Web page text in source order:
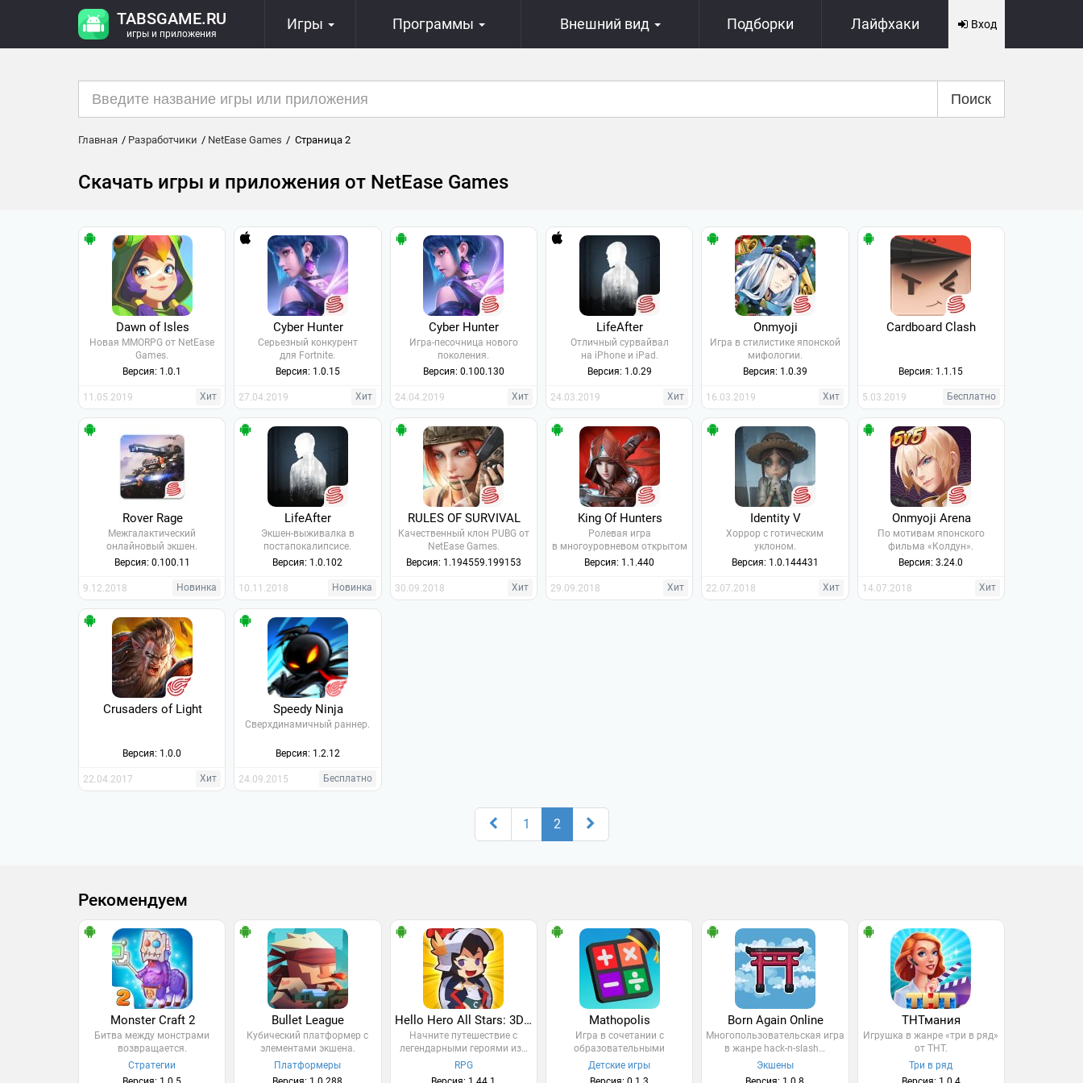
TABSGAME.RU
игры и приложения
Игры Программы Внешний вид Подборки Лайфхаки Вход
Поиск
Главная Разработчики NetEase Games Страница 2
Скачать игры и приложения от NetEase Games
Dawn of Isles
Новая MMORPG от NetEase
Games.
Версия: 1.0.1
11.05.2019 Хит
Cyber Hunter
Серьезный конкурент
для Fortnite.
Версия: 1.0.15
27.04.2019 Хит
Cyber Hunter
Игра-песочница нового
поколения.
Версия: 0.100.130
24.04.2019 Хит
LifeAfter
Отличный сурвайвал
на iPhone и iPad.
Версия: 1.0.29
24.03.2019 Хит
Onmyoji
Игра в стилистике японской
мифологии.
Версия: 1.0.39
16.03.2019 Хит
Cardboard Clash
Версия: 1.1.15
5.03.2019 Бесплатно
Rover Rage
Межгалактический
онлайновый экшен.
Версия: 0.100.11
9.12.2018 Новинка
LifeAfter
Экшен-выживалка в
постапокалипсисе.
Версия: 1.0.102
10.11.2018 Новинка
RULES OF SURVIVAL
Качественный клон PUBG от
NetEase Games.
Версия: 1.194559.199153
30.09.2018 Хит
King Of Hunters
Ролевая игра
в многоуровневом открытом
мире.
Версия: 1.1.440
29.09.2018 Хит
Identity V
Хоррор с готическим
уклоном.
Версия: 1.0.144431
22.07.2018 Хит
Onmyoji Arena
По мотивам японского
фильма «Колдун».
Версия: 3.24.0
14.07.2018 Хит
Crusaders of Light
Версия: 1.0.0
22.04.2017 Хит
Speedy Ninja
Сверхдинамичный раннер.
Версия: 1.2.12
24.09.2015 Бесплатно
1 2
Рекомендуем
Monster Craft 2
Битва между монстрами
возвращается.
Стратегии
Bullet League
Кубический платформер с
элементами экшена.
Платформеры
Hello Hero All Stars: 3D Cartoon Idle RPG
Начните путешествие с
легендарными героями из…
RPG
Mathopolis
Игра в сочетании с
образовательными
элементами…
Детские игры
Born Again Online
Многопользовательская игра
в жанре hack-n-slash…
Экшены
ТНТмания
Игрушка в жанре «три в ряд»
от ТНТ.
Три в ряд